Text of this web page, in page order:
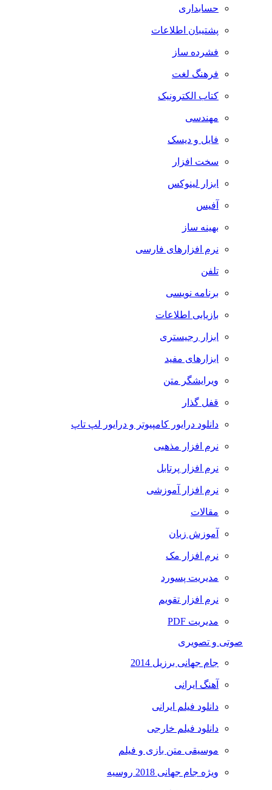
حسابداری
پشتیبان اطلاعات
فشرده ساز
فرهنگ لغت
کتاب الکترونیک
مهندسی
فایل و دیسک
سخت افزار
ابزار لینوکس
آفیس
بهینه ساز
نرم افزارهای فارسی
تلفن
برنامه نویسی
بازیابی اطلاعات
ابزار رجیستری
ابزارهای مفید
ویرایشگر متن
قفل گذار
دانلود درایور کامپیوتر و درایور لپ تاپ
نرم افزار مذهبی
نرم افزار پرتابل
نرم افزار آموزشی
مقالات
آموزش زبان
نرم افزار مک
مدیریت پسورد
نرم افزار تقویم
مدیریت PDF
صوتی و تصویری
جام جهانی برزیل 2014
آهنگ ایرانی
دانلود فیلم ایرانی
دانلود فیلم خارجی
موسیقی متن بازی و فیلم
ویژه جام جهانی 2018 روسیه